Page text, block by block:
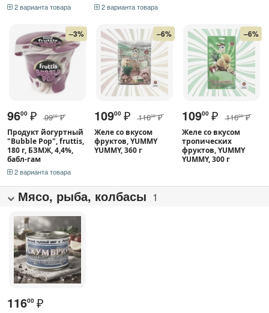
2 варианта товара 2 варианта товара
–3%
9600 ₽ 9900 ₽
Продукт йогуртный
"Bubble Pop", fruttis,
180 г, БЗМЖ, 4,4%,
бабл-гам
2 варианта товара
–6%
10900 ₽ 11600 ₽
Желе со вкусом
фруктов, YUMMY
YUMMY, 360 г
–6%
10900 ₽ 11600 ₽
Желе со вкусом
тропических
фруктов, YUMMY
YUMMY, 300 г
Мясо, рыба, колбасы 1
11600 ₽